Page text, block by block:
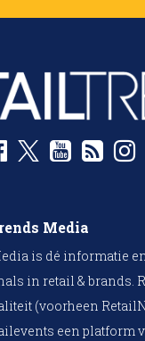
Media
is dé informatie
in retail & brands.
(voorheen
een platform